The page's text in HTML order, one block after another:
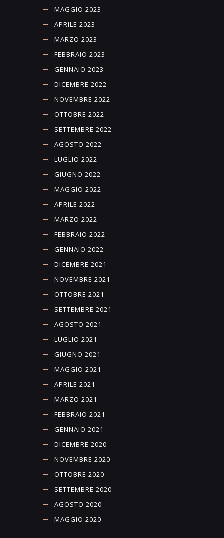
MAGGIO 2023
APRILE 2023
MARZO 2023
FEBBRAIO 2023
GENNAIO 2023
DICEMBRE 2022
NOVEMBRE 2022
OTTOBRE 2022
SETTEMBRE 2022
AGOSTO 2022
LUGLIO 2022
GIUGNO 2022
MAGGIO 2022
APRILE 2022
MARZO 2022
FEBBRAIO 2022
GENNAIO 2022
DICEMBRE 2021
NOVEMBRE 2021
OTTOBRE 2021
SETTEMBRE 2021
AGOSTO 2021
LUGLIO 2021
GIUGNO 2021
MAGGIO 2021
APRILE 2021
MARZO 2021
FEBBRAIO 2021
GENNAIO 2021
DICEMBRE 2020
NOVEMBRE 2020
OTTOBRE 2020
SETTEMBRE 2020
AGOSTO 2020
MAGGIO 2020